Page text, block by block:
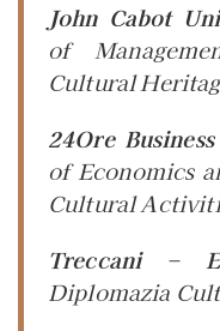
John Cabot
of
Cultural
24Ore
of Economics
Cultural
Treccani –
Diplomazia